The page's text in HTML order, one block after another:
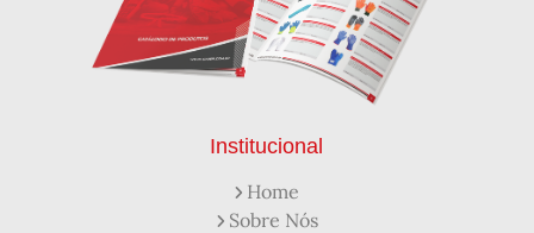
Capacetes de Segurança
Capacetes EPI
Capa de Chuva Pvc Amarela C/ Forro e Capuz
Capa de Chuva Pvc Preta C/ Forro e Capuz
Como Protetor Solar Funciona
Creme Protetor da Pele
Creme Protetor para Pele
Institucional
Home
Sobre Nós